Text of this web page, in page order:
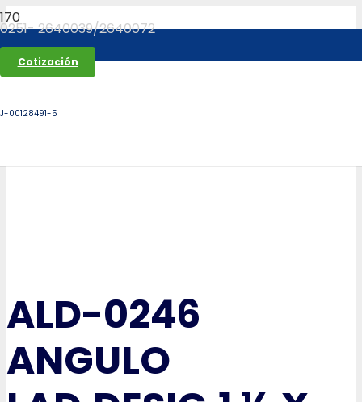
0251- 2640039/2640072
Cotización
J-00128491-5
ALD-0246
ANGULO